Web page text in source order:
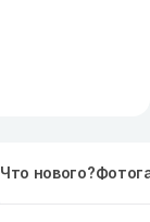
Что нового?